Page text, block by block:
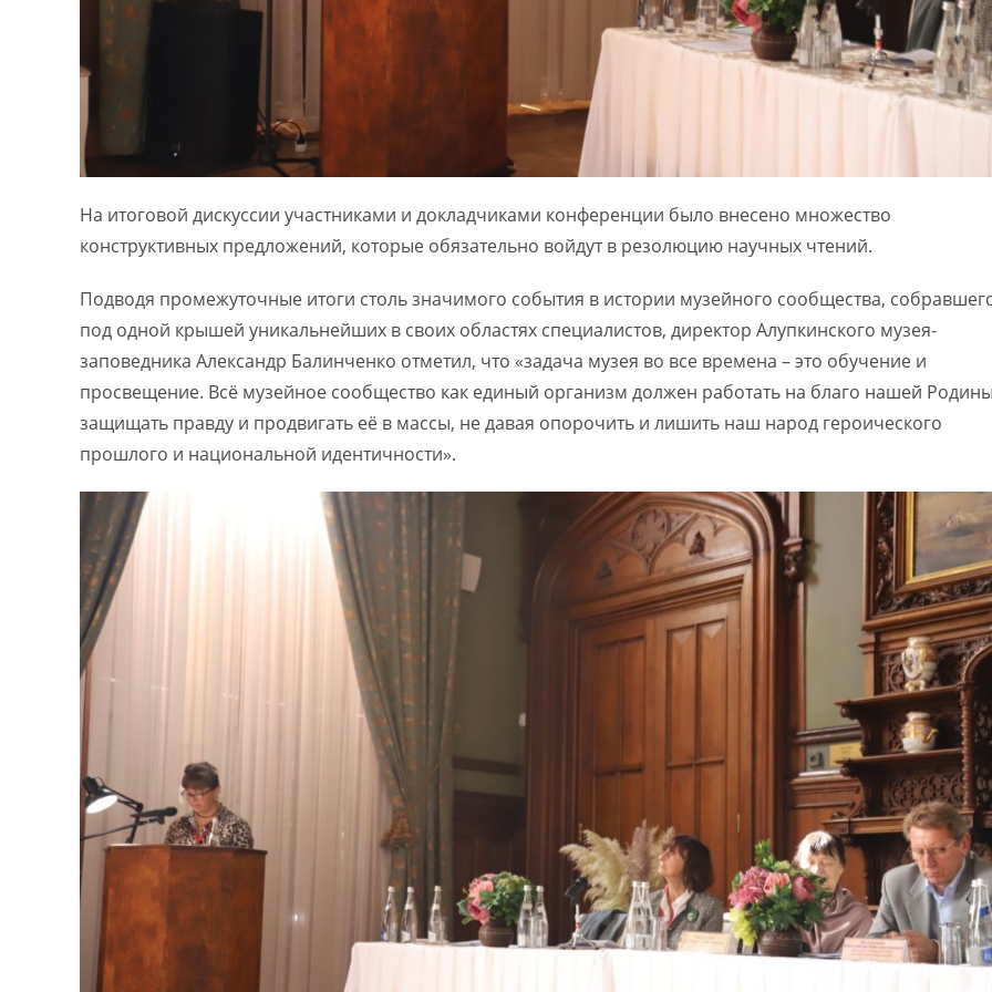
На итоговой дискуссии участниками и докладчиками конференции было внесено множество
конструктивных предложений, которые обязательно войдут в резолюцию научных чтений.
Подводя промежуточные итоги столь значимого события в истории музейного сообщества,
под одной крышей уникальнейших в своих областях специалистов, директор Алупкинского музея-
заповедника Александр Балинченко отметил, что «задача музея во все времена – это обучение и
просвещение. Всё музейное сообщество как единый организм должен работать на благо нашей
защищать правду и продвигать её в массы, не давая опорочить и лишить наш народ героического
прошлого и национальной идентичности».